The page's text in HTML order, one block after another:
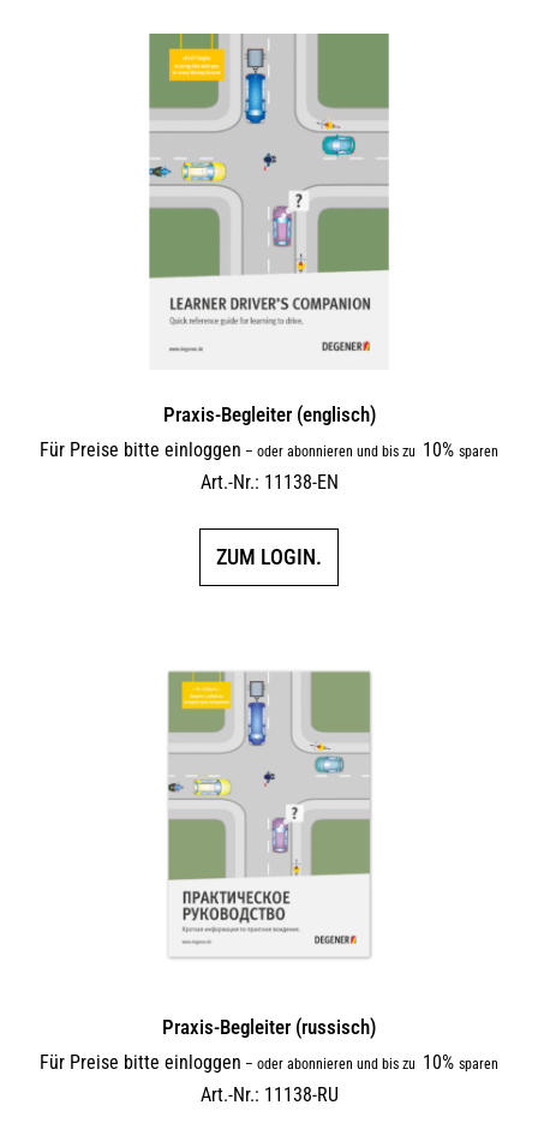
Praxis-Begleiter (englisch)
Für Preise bitte einloggen – oder abonnieren und bis zu 10% sparen
Art.-Nr.: 11138-EN
ZUM LOGIN.
Praxis-Begleiter (russisch)
Für Preise bitte einloggen – oder abonnieren und bis zu 10% sparen
Art.-Nr.: 11138-RU